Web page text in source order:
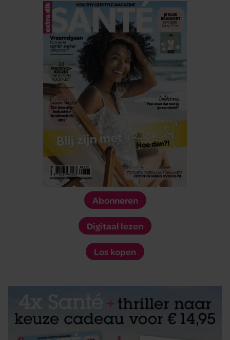
Abonneren
Digitaal lezen
Los kopen